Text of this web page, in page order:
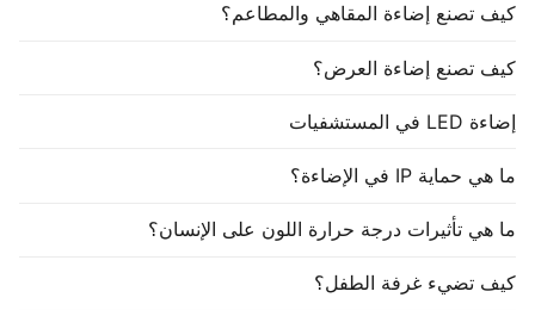
كيف تصنع إضاءة المقاهي والمطاعم؟
كيف تصنع إضاءة العرض؟
إضاءة LED في المستشفيات
ما هي حماية IP في الإضاءة؟
ما هي تأثيرات درجة حرارة اللون على الإنسان؟
كيف تضيء غرفة الطفل؟